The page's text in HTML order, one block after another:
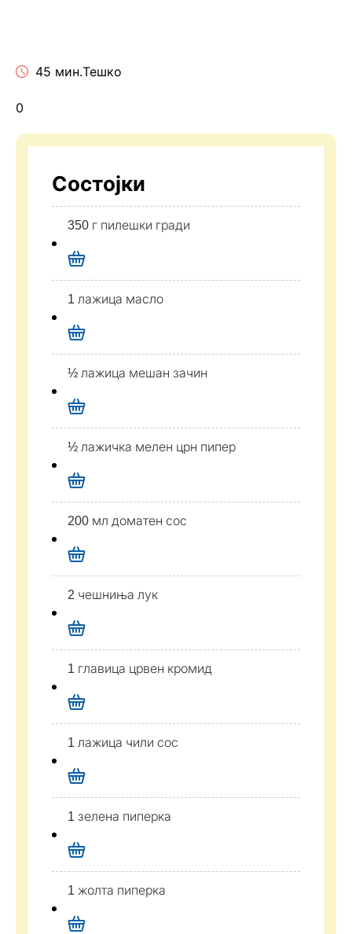
45 мин.Тешко
0
Состојки
350 г пилешки гради
1 лажица масло
½ лажица мешан зачин
½ лажичка мелен црн пипер
200 мл доматен сос
2 чешниња лук
1 главица црвен кромид
1 лажица чили сос
1 зелена пиперка
1 жолта пиперка